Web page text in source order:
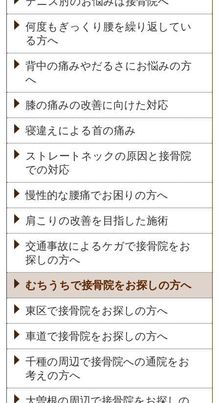
何度もぎっくり腰を繰り返してい
る方へ
背中の痛みやだるさにお悩みの方
へ
膝の痛みの改善に向けた対応
寝違えによる首の痛み
ストレートネックの原因と接骨院
での対応
慢性的な腰痛でお困りの方へ
肩こりの改善を目指した施術
交通事故によるケガで接骨院をお
探しの方へ
むちうちで接骨院をお探しの方へ
東区で接骨院をお探しの方へ
車道で接骨院をお探しの方へ
千種の周辺で接骨院への通院をお
考えの方へ